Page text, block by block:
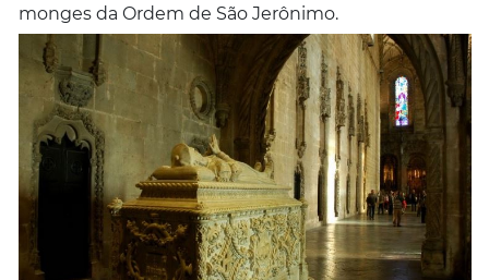
monges da Ordem de São Jerônimo.